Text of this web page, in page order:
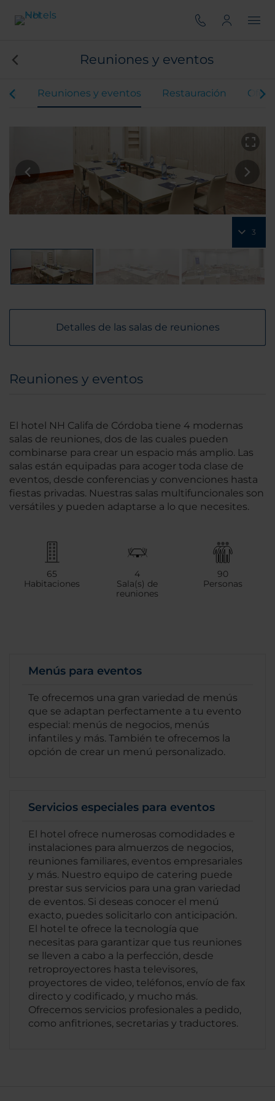
Reuniones y eventos
Reuniones y eventos Restauración
3
Detalles de las salas de reuniones
Reuniones y eventos
El hotel NH Califa de Córdoba tiene 4 modernas
salas de reuniones, dos de las cuales pueden
combinarse para crear un espacio más amplio. Las
salas están equipadas para acoger toda clase de
eventos, desde conferencias y convenciones hasta
fiestas privadas. Nuestras salas multifuncionales son
versátiles y pueden adaptarse a lo que necesites.
65
Habitaciones
4
Sala(s) de
reuniones
90
Personas
Menús para eventos
Te ofrecemos una gran variedad de menús
que se adaptan perfectamente a tu evento
especial: menús de negocios, menús
infantiles y más. También te ofrecemos la
opción de crear un menú personalizado.
Servicios especiales para eventos
El hotel ofrece numerosas comodidades e
instalaciones para almuerzos de negocios,
reuniones familiares, eventos empresariales
y más. Nuestro equipo de catering puede
prestar sus servicios para una gran variedad
de eventos. Si deseas conocer el menú
exacto, puedes solicitarlo con anticipación.
El hotel te ofrece la tecnología que
necesitas para garantizar que tus reuniones
se lleven a cabo a la perfección, desde
retroproyectores hasta televisores,
proyectores de video, teléfonos, envío de fax
directo y codificado, y mucho más.
Ofrecemos servicios profesionales a pedido,
como anfitriones, secretarias y traductores.